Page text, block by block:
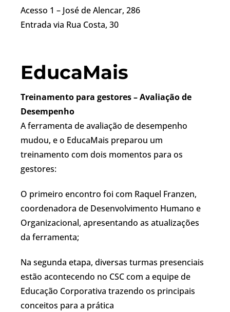
Acesso 1 – José de Alencar, 286
Entrada via Rua Costa, 30
EducaMais
Treinamento para gestores – Avaliação de
Desempenho
A ferramenta de avaliação de desempenho
mudou, e o EducaMais preparou um
treinamento com dois momentos para os
gestores:
O primeiro encontro foi com Raquel Franzen,
coordenadora de Desenvolvimento Humano e
Organizacional, apresentando as atualizações
da ferramenta;
Na segunda etapa, diversas turmas presenciais
estão acontecendo no CSC com a equipe de
Educação Corporativa trazendo os principais
conceitos para a prática